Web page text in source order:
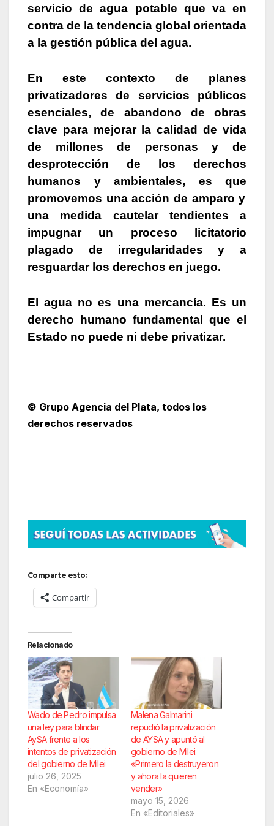
servicio de agua potable que va en
contra de la tendencia global orientada
a la gestión pública del agua.
En este contexto de planes
privatizadores de servicios públicos
esenciales, de abandono de obras
clave para mejorar la calidad de vida
de millones de personas y de
desprotección de los derechos
humanos y ambientales, es que
promovemos una acción de amparo y
una medida cautelar tendientes a
impugnar un proceso licitatorio
plagado de irregularidades y a
resguardar los derechos en juego.
El agua no es una mercancía. Es un
derecho humano fundamental que el
Estado no puede ni debe privatizar.
© Grupo Agencia del Plata, todos los
derechos reservados
Comparte esto:
Compartir
Relacionado
Wado de Pedro impulsa
una ley para blindar
AySA frente a los
intentos de privatización
del gobierno de Milei
julio 26, 2025
En «Economía»
Malena Galmarini
repudió la privatización
de AYSA y apuntó al
gobierno de Milei:
«Primero la destruyeron
y ahora la quieren
vender»
mayo 15, 2026
En «Editoriales»